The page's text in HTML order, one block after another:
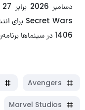
1406 در سینماها برنامه‌ریزی شده است.
Avengers
Marvel Studios